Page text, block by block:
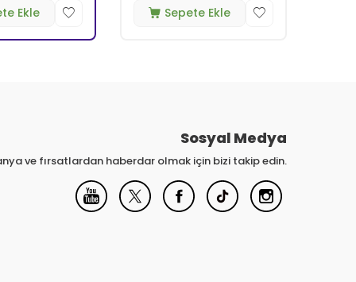
Ekle Sepete Ekle
Sosyal Medya
ve fırsatlardan haberdar olmak için bizi takip edin.